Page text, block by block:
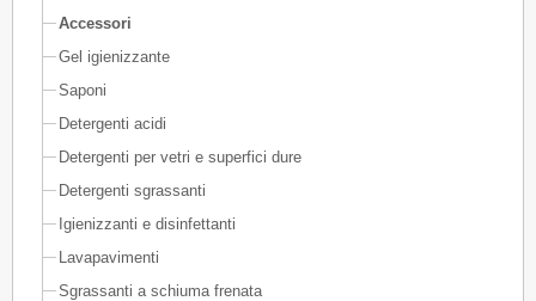
Accessori
Gel igienizzante
Saponi
Detergenti acidi
Detergenti per vetri e superfici dure
Detergenti sgrassanti
Igienizzanti e disinfettanti
Lavapavimenti
Sgrassanti a schiuma frenata